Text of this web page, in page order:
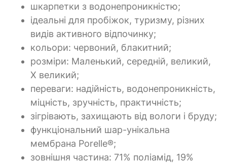
шкарпетки з водонепроникністю;
ідеальні для пробіжок, туризму, різних
видів активного відпочинку;
кольори: червоний, блакитний;
розміри: Маленький, середній, великий,
X великий;
переваги: надійність, водонепроникність,
міцність, зручність, практичність;
зігрівають, захищають від вологи і бруду;
функціональний шар-унікальна
мембрана Porelle®;
зовнішня частина: 71% поліамід, 19%